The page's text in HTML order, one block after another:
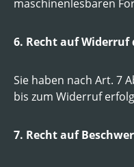
maschinenlesbaren
6. Recht auf
Sie haben nach Art. 7
bis zum Widerruf
7. Recht auf